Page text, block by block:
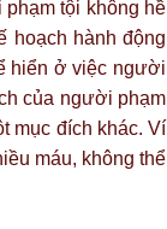
tội không hề
hoạch hành động
hiển ở việc người
của người phạm
mục đích khác. Ví
máu, không thể